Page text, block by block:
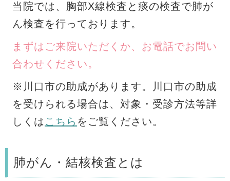
当院では、胸部X線検査と痰の検査で肺が
ん検査を行っております。
まずはご来院いただくか、お電話でお問い
合わせください。
※川口市の助成があります。川口市の助成
を受けられる場合は、対象・受診方法等詳
しくは こちら をご覧ください。
肺がん・結核検査とは